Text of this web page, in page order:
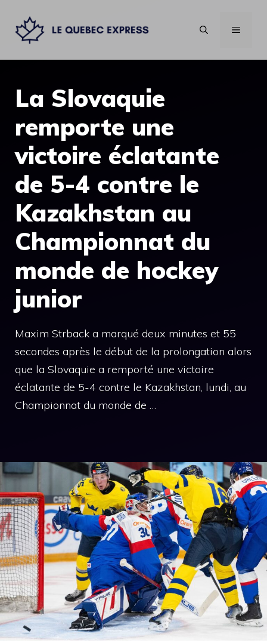
contenu
MENU
La Slovaquie
remporte une
victoire éclatante
de 5-4 contre le
Kazakhstan au
Championnat du
monde de hockey
junior
Maxim Strback a marqué deux minutes et 55
secondes après le début de la prolongation alors
que la Slovaquie a remporté une victoire
éclatante de 5-4 contre le Kazakhstan, lundi, au
Championnat du monde de …